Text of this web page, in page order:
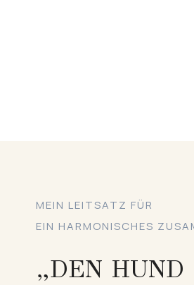
MEIN LEITSATZ FÜR
EIN HARMONISCHES
„DEN